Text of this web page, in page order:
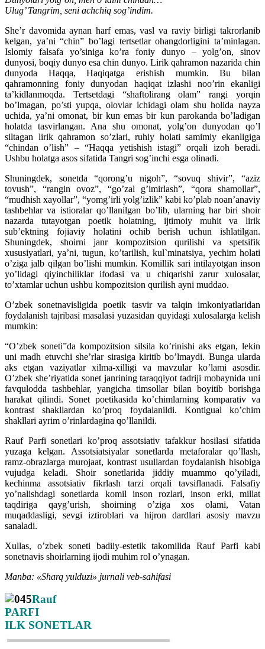
Ulug’ Tangrim, seni achchiq sog’indim.
She’r davomida aynan harf emas, vasl va raviy birligi takrorlanib
kelgan, ya’ni “chin” bo’lagi tertsetlar ohangdorligini ta’minlagan.
Islomiy falsafa yo’siniga ko’ra foniy dunyo – yolg’on, sinov
dunyosi, boqiy dunyo esa chin dunyo. Lirik qahramon nazarida chin
dunyoda Haqqa, Haqiqatga erishish mumkin. Bu bilan
qahramonning foniy dunyodan haqiqat izlashi noo’rin ekanligi
ta’kidlanmoqda. Tertsetdagi “shaftolirang olam” rangi yorqin
bo’lmagan, po’sti yupqa, olovlar ichidagi olam shu holida nayza
uchida, ya’ni omonat, bir kun emas bir kun parokanda bo’ladigan
holatda tasvirlangan. Ana shu omonat, yolg’on dunyodan qo’l
siltagan lirik qahramon so’zlari, ruhiy holati samimiy ekanligiga
“chindan o’lish” – “Haqqa yetishish istagi” orqali izoh beradi.
Ushbu holatga asos sifatida Tangri sog’inchi esga olinadi.
Shuningdek, sonetda “qorong’u nigoh”, “sovuq shivir”, “aziz
tovush”, “rangin ovoz”, “go’zal g’imirlash”, “qora shamollar”,
“mudhish xayollar”, “yomg’irli yolg’izlik” kabi ko’plab noan’anaviy
tashbehlar va istioralar qo’llanilgan bo’lib, ularning har biri shoir
nazarda tutayotgan poetik holatning, ijtimoiy muhit va lirik
sub’ektning fojiaviy holatini ochib berish uchun ishlatilgan.
Shuningdek, shoirni janr kompozitsion qurilishi va spetsifik
xususiyatlari, ya’ni, tugun, ko’tarilish, kul`minatsiya, yechim holati
o’ziga jalb qilgan bo’lishi mumkin. Komillik sari intilayotgan inson
yo’lidagi qiyinchiliklar ifodasi va u chiqarishi zarur xulosalar,
to’xtamlar uchun ushbu kompozitsion qurilish ayni muddao.
O’zbek sonetnavisligida poetik tasvir va talqin imkoniyatlaridan
foydalanish tajribasi masalasi yuzasidan quyidagi xulosalarga kelish
mumkin:
“O’zbek soneti”da kompozitsion silsila ko’rinishi aks etgan, lekin
uni madh etuvchi she’rlar sirasiga kiritib bo’lmaydi. Bunga ularda
aks etgan vaziyatlar xilma-xilligi va mavzular ko’lami asosdir.
O’zbek she’riyatida sonet janrining taraqqiyot tadriji mobaynida uni
favqulodda tashbehlar, yangicha timsollar bilan boyitib borishga
harakat qilindi. Sonet poetikasida ko’chimlarning komparativ va
kontrast shakllardan ko’proq foydalanildi. Kontigual ko’chim
shakllari ayrim o’rinlardagina qo’llanildi.
Rauf Parfi sonetlari ko’proq assotsiativ tafakkur hosilasi sifatida
yuzaga kelgan. Assotsiatsiyalar sonetlarda metaforalar qo’llash,
ramz-obrazlarga murojaat, kontrast usullardan foydalanish hisobiga
vujudga keladi. Shoir sonetlarida jiddiy muammo qo’yiladi,
kechinma assotsiativ fikrlash tarzi orqali tavsiflanadi. Falsafiy
yo’nalishdagi sonetlarda komil inson rozlari, inson erki, millat
taqdiriga qayg’urish, shoirning o’ziga xos olami, Vatan
muqaddasligi, sevgi iztiroblari va hijron dardlari asosiy mavzu
sanaladi.
Xullas, o’zbek soneti badiiy-estetik takomilida Rauf Parfi kabi
sonetnavis shoirlarning ijodi muhim rol o’ynagan.
Manba: «Sharq yulduzi» jurnali veb-sahifasi
Rauf
PARFI
ILK SONETLAR